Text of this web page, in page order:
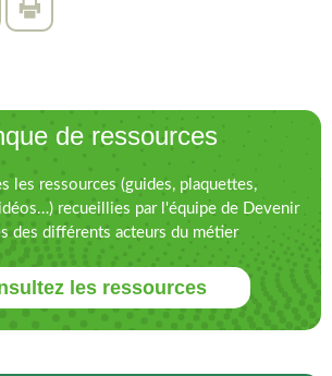
de ressources
les ressources (guides, plaquettes,
recueillies par l'équipe de Devenir
des différents acteurs du métier
les ressources